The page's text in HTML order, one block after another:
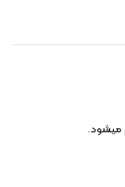
میشود.